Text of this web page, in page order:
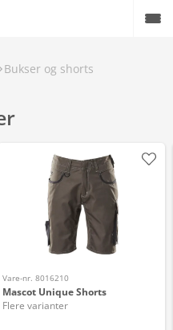
Bukser og shorts
Vare-nr. 8016210
Mascot Unique Shorts
Flere varianter